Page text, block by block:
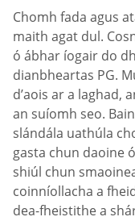
Chomh fada agus
maith agat dul.
ó ábhar íogair do
dianbheartas PG.
d’aois ar a laghad,
an suíomh seo.
slándála uathúla
gasta chun daoine
shiúl chun
coinníollacha a
dea-fheistithe a